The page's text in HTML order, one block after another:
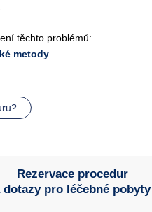
těchto problémů:
metody
Rezervace procedur
dotazy pro léčebné pobyty